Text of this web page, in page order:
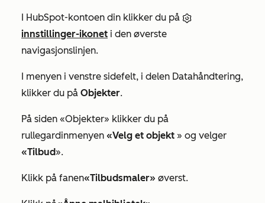
I HubSpot-kontoen din klikker du på
innstillinger-ikonet i den øverste
navigasjonslinjen.
I menyen i venstre sidefelt, i delen Datahåndtering,
klikker du på Objekter.
På siden «Objekter» klikker du på
rullegardinmenyen «Velg et objekt » og velger
«Tilbud».
Klikk på fanen«Tilbudsmaler» øverst.